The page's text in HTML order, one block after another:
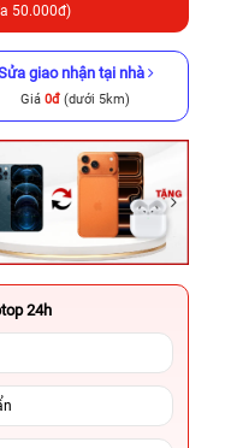
50.000đ)
giao nhận tại nhà
Giá 0đ (dưới 5km)
24h